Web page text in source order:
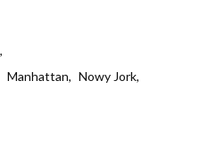
Manhattan
Nowy Jork